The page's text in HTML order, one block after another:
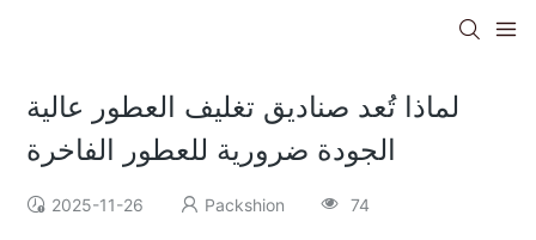
لماذا تُعد صناديق تغليف العطور عالية
الجودة ضرورية للعطور الفاخرة
2025-11-26 Packshion 74